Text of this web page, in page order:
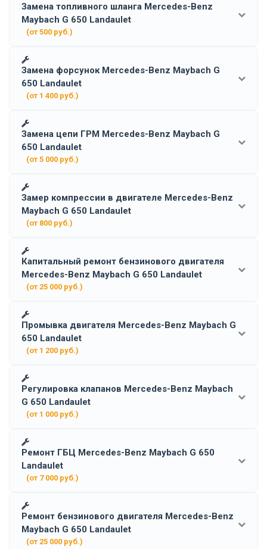
Замена топливного шланга Mercedes-Benz
Maybach G 650 Landaulet
(от 500 руб.)
Замена форсунок Mercedes-Benz Maybach G
650 Landaulet
(от 1 400 руб.)
Замена цепи ГРМ Mercedes-Benz Maybach G
650 Landaulet
(от 5 000 руб.)
Замер компрессии в двигателе Mercedes-Benz
Maybach G 650 Landaulet
(от 800 руб.)
Капитальный ремонт бензинового двигателя
Mercedes-Benz Maybach G 650 Landaulet
(от 25 000 руб.)
Промывка двигателя Mercedes-Benz Maybach G
650 Landaulet
(от 1 200 руб.)
Регулировка клапанов Mercedes-Benz Maybach
G 650 Landaulet
(от 1 000 руб.)
Ремонт ГБЦ Mercedes-Benz Maybach G 650
Landaulet
(от 7 000 руб.)
Ремонт бензинового двигателя Mercedes-Benz
Maybach G 650 Landaulet
(от 25 000 руб.)